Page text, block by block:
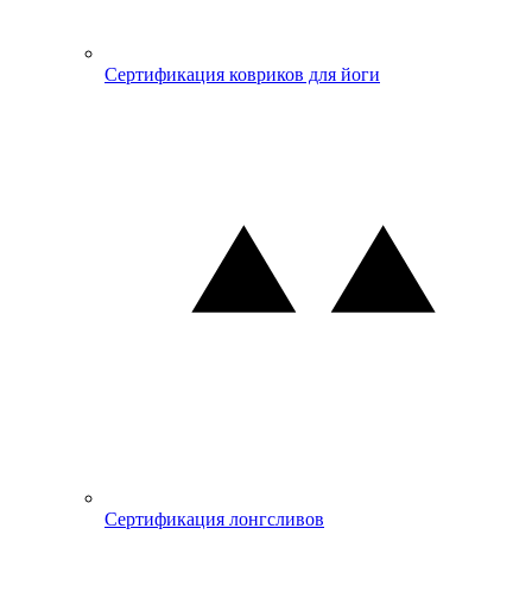
Сертификация ковриков для йоги
Сертификация лонгсливов